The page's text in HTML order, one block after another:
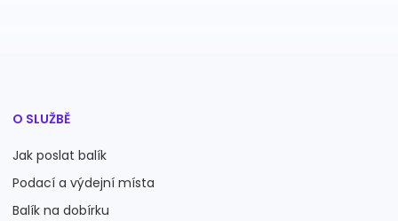
O SLUŽBĚ
Jak poslat balík
Podací a výdejní místa
Balík na dobírku